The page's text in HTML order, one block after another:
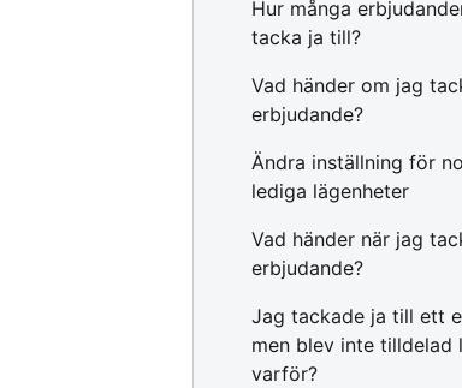
Hur många
tacka ja till?
Vad händer om jag
erbjudande?
Ändra inställning för
lediga lägenheter
Vad händer när jag
erbjudande?
Jag tackade ja till ett
men blev inte tilldelad
varför?